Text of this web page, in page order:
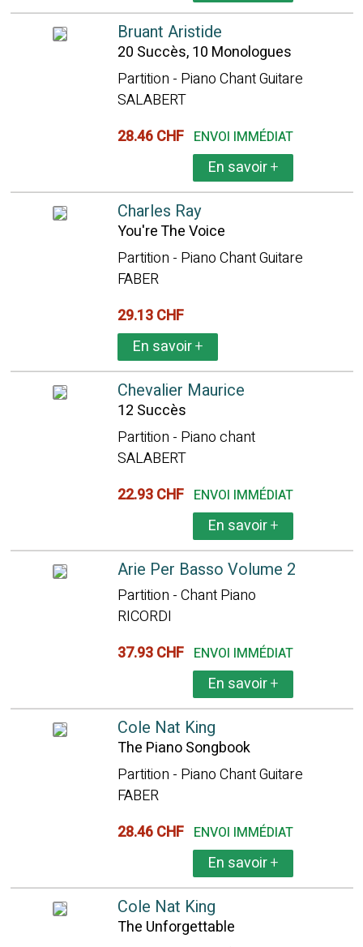
Bruant Aristide
20 Succès, 10 Monologues
Partition - Piano Chant Guitare
SALABERT
28.46 CHF ENVOI IMMÉDIAT
En savoir+
Charles Ray
You're The Voice
Partition - Piano Chant Guitare
FABER
29.13 CHF
En savoir+
Chevalier Maurice
12 Succès
Partition - Piano chant
SALABERT
22.93 CHF ENVOI IMMÉDIAT
En savoir+
Arie Per Basso Volume 2
Partition - Chant Piano
RICORDI
37.93 CHF ENVOI IMMÉDIAT
En savoir+
Cole Nat King
The Piano Songbook
Partition - Piano Chant Guitare
FABER
28.46 CHF ENVOI IMMÉDIAT
En savoir+
Cole Nat King
The Unforgettable